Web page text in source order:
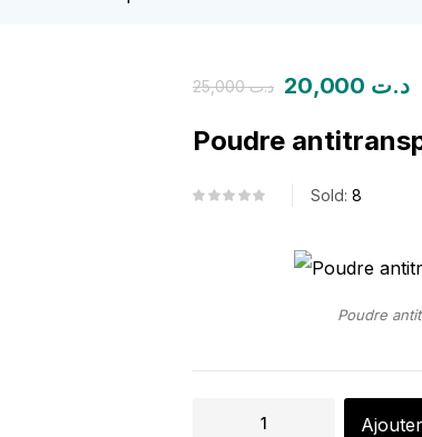
د.ت25,000 د.ت
Poudre
Sold: 8
Poudre